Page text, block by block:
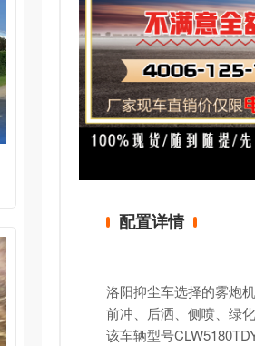
配置详情
洛阳抑尘车选择的雾炮机
前冲、后洒、侧喷、绿
该车辆型号